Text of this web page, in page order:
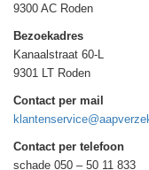
9300 AC Roden
Bezoekadres
Kanaalstraat 60-L
9301 LT Roden
Contact per mail
Contact per telefoon
schade 050 – 50 11 833